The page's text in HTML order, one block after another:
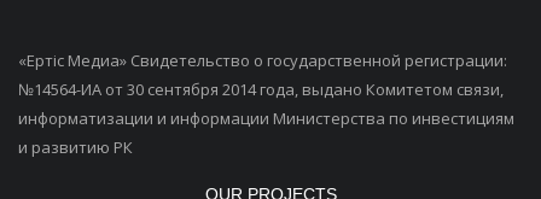
«Ертiс Медиа» Свидетельство о государственной регистрации:
№14564-ИА от 30 сентября 2014 года, выдано Комитетом связи,
информатизации и информации Министерства по инвестициям
и развитию РК
OUR PROJECTS